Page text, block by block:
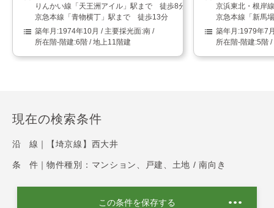
りんかい線「天王洲アイル」駅まで 徒歩8分
京急本線「青物横丁」駅まで 徒歩13分
1974年10月
南
6階 / 地上11階建
京浜東北・根岸
京急本線「新馬
1979年7
5階 /
現在の検索条件
沿 線｜ 【埼京線】西大井
条 件｜ 物件種別：マンション、戸建、土地 / 南向き
この条件を保存する